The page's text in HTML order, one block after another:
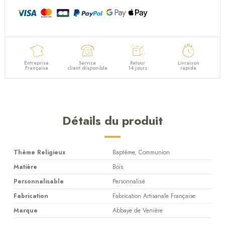
Entreprise
Française
Service
client disponible
Retour
14 jours
Livraison
rapide
Détails du produit
Thème Religieux
Baptême, Communion
Matière
Bois
Personnalisable
Personnalisé
Fabrication
Fabrication Artisanale Française
Marque
Abbaye de Venière